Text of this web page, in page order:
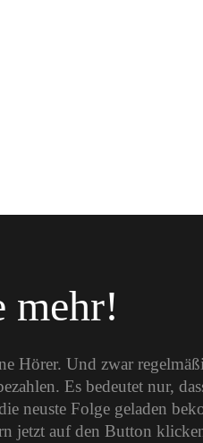
mehr!
Hörer. Und zwar
Es bedeutet nur,
neuste Folge geladen
jetzt auf den Button